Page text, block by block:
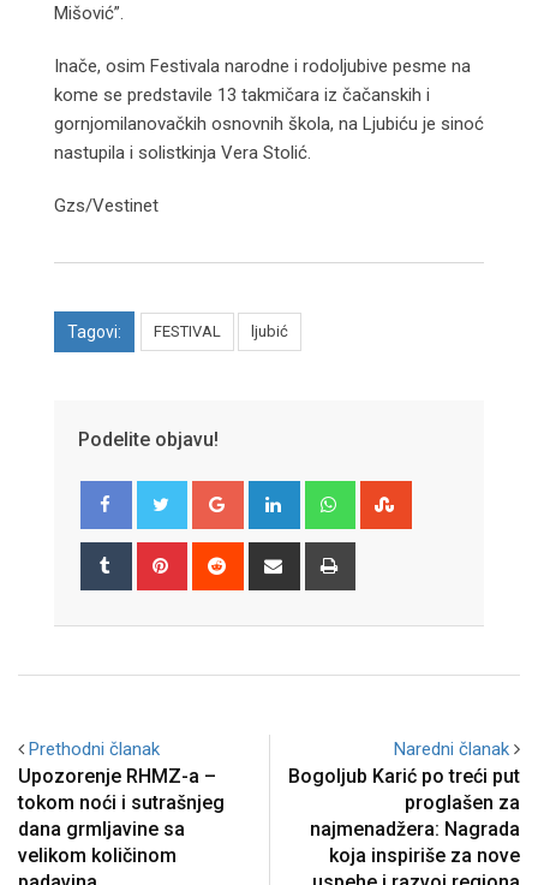
Mišović”.
Inače, osim Festivala narodne i rodoljubive pesme na
kome se predstavile 13 takmičara iz čačanskih i
gornjomilanovačkih osnovnih škola, na Ljubiću je sinoć
nastupila i solistkinja Vera Stolić.
Gzs/Vestinet
Tagovi: FESTIVAL ljubić
Podelite objavu!
Google+ LinkedIn Whatsapp
Tumblr Pinterest Reddit
Share
Prethodni članak
Upozorenje RHMZ-a –
tokom noći i sutrašnjeg
dana grmljavine sa
velikom količinom
Naredni članak
Bogoljub Karić po treći put
proglašen za
najmenadžera: Nagrada
koja inspiriše za nove